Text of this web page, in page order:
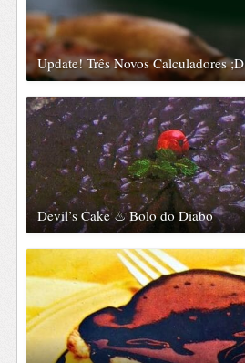
Update! Três Novos Calculadores ;D
Devil’s Cake ♨ Bolo do Diabo